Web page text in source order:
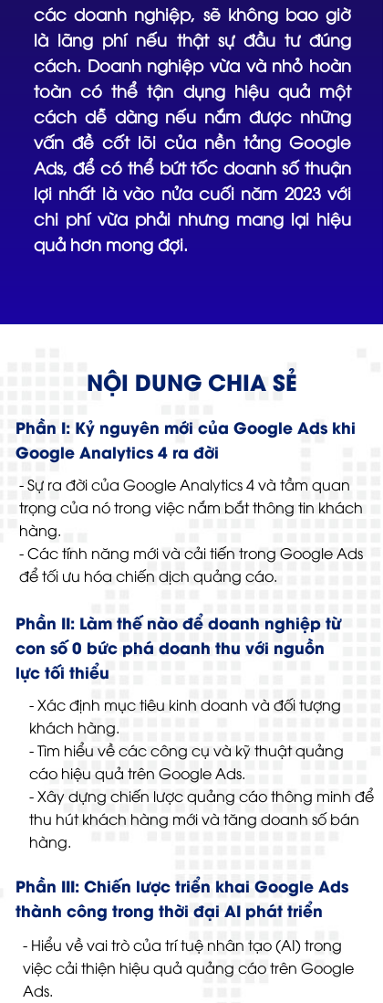
các doanh nghiệp, sẽ không bao giờ
là lãng phí nếu thật sự đầu tư đúng
cách. Doanh nghiệp vừa và nhỏ hoàn
toàn có thể tận dụng hiệu quả một
cách dễ dàng nếu nắm được những
vấn đề cốt lõi của nền tảng Google
Ads, để có thể bứt tốc doanh số thuận
lợi nhất là vào nửa cuối năm 2023 với
chi phí vừa phải nhưng mang lại hiệu
quả hơn mong đợi.
NỘI DUNG CHIA SẺ
Phần I: Kỷ nguyên mới của Google Ads khi
Google Analytics 4 ra đời
- Hiểu về vai trò của trí tuệ nhân tạo (AI) trong
việc cải thiện hiệu quả quảng cáo trên Google
Ads.
Phần II: Làm thế nào để doanh nghiệp từ
con số 0 bức phá doanh thu với nguồn
lực tối thiểu
- Xác định mục tiêu kinh doanh và đối tượng
khách hàng.
- Tìm hiểu về các công cụ và kỹ thuật quảng
cáo hiệu quả trên Google Ads.
- Xây dựng chiến lược quảng cáo thông minh để
thu hút khách hàng mới và tăng doanh số bán
hàng.
Phần III: Chiến lược triển khai Google Ads
thành công trong thời đại AI phát triển
- Sự ra đời của Google Analytics 4 và tầm quan
trọng của nó trong việc nắm bắt thông tin khách
hàng.
- Các tính năng mới và cải tiến trong Google Ads
để tối ưu hóa chiến dịch quảng cáo.